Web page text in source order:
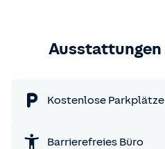
Ausstattungen
Kostenlose Parkplätze
Barrierefreies Büro